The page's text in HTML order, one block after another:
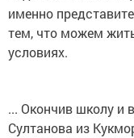
именно
тем, что можем
условиях.
... Окончив школу и
Султанова из